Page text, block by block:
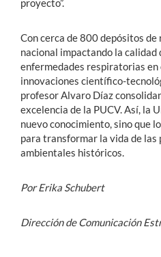
Con cerca de 800 depósitos
nacional impactando la
enfermedades respiratorias en
innovaciones científico-
profesor Alvaro Díaz
excelencia de la PUCV. Así, la
nuevo conocimiento, sino que
para transformar la vida de
ambientales históricos.
Por Erika Schubert
Dirección de Comunicación